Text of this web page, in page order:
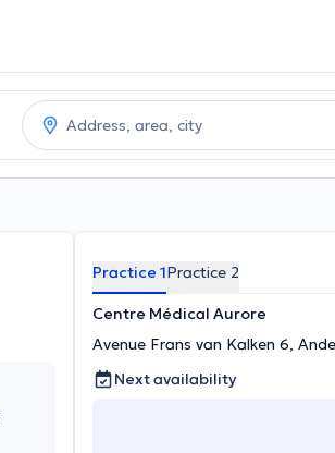
Practice 1Practice 2
Centre Médical Aurore
Avenue Frans van Kalken 6,
Next availability